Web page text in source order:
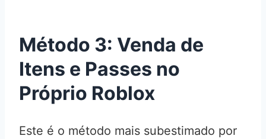
Método 3: Venda de
Itens e Passes no
Próprio Roblox
Este é o método mais subestimado por